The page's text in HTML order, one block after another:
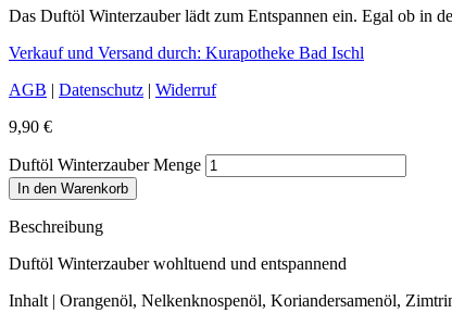
Das Duftöl Winterzauber lädt zum Entspannen ein. Egal ob in
Verkauf und Versand durch: Kurapotheke Bad Ischl
AGB | Datenschutz | Widerruf
9,90 €
Duftöl Winterzauber Menge
In den Warenkorb
Beschreibung
Duftöl Winterzauber wohltuend und entspannend
Inhalt | Orangenöl, Nelkenknospenöl, Koriandersamenöl,